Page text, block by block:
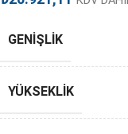
GENIŞLIK
YÜKSEKLIK